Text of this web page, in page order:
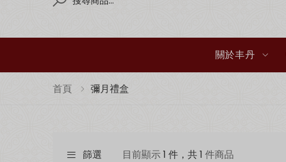
Search
關於丰丹
首頁 彌月禮盒
篩選 目前顯示1 件，共 1 件商品